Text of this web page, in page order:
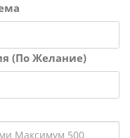
(По Желание)